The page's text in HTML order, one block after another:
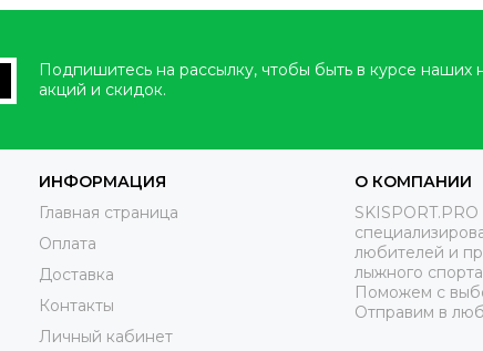
Подпишитесь на рассылку, чтобы быть в курсе наших
акций и скидок.
ИНФОРМАЦИЯ
Главная страница
Оплата
Доставка
Контакты
Личный кабинет
О КОМПАНИИ
SKISPORT.PRO
любителей и
лыжного
Поможем с
Отправим в